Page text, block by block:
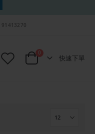
91413270
Cart
0 項目
快速下單